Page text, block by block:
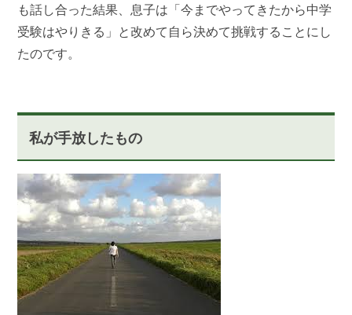
も話し合った結果、息子は「今までやってきたから中学
受験はやりきる」と改めて自ら決めて挑戦することにし
たのです。
私が手放したもの